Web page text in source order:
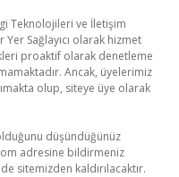
Teknolojileri ve İletişim
Sağlayıcı olarak hizmet
proaktif olarak denetleme
Ancak, üyelerimiz
olup, siteye üye olarak
düşündüğünüz
adresine bildirmeniz
sitemizden kaldırılacaktır.